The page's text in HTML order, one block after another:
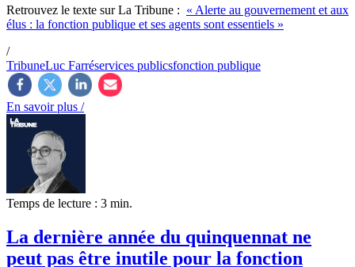
Retrouvez le texte sur La Tribune : « Alerte au gouvernement et aux
élus : la fonction publique et ses agents sont essentiels »
/
TribuneLuc Farréservices publicsfonction publique
En savoir plus /
Temps de lecture : 3 min.
La dernière année du quinquennat ne
peut pas être inutile pour la fonction